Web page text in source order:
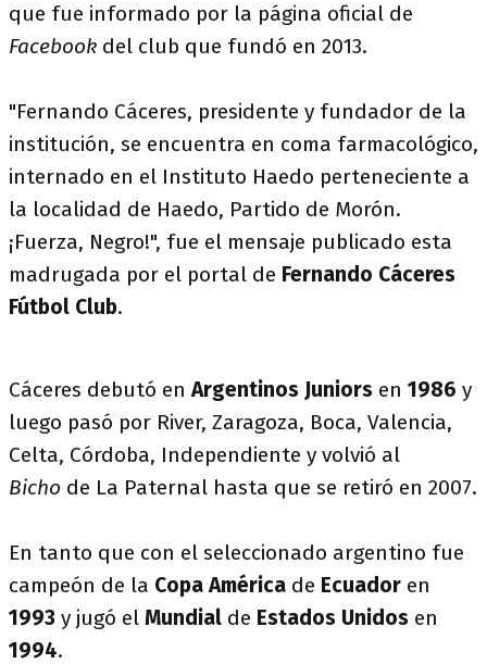
que fue informado por la página oficial de
Facebook del club que fundó en 2013.
"Fernando Cáceres, presidente y fundador de la
institución, se encuentra en coma farmacológico,
internado en el Instituto Haedo perteneciente a
la localidad de Haedo, Partido de Morón.
¡Fuerza, Negro!", fue el mensaje publicado esta
madrugada por el portal de Fernando Cáceres
Fútbol Club.
Cáceres debutó enArgentinos Juniors en 1986 y
luego pasó por River, Zaragoza, Boca, Valencia,
Celta, Córdoba, Independiente y volvió al
Bicho de La Paternal hasta que se retiró en 2007.
En tanto que con el seleccionado argentino fue
campeón de la Copa América de Ecuador en
1993 y jugó el Mundial de Estados Unidos en
1994.